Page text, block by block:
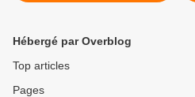
Hébergé par Overblog
Top articles
Pages